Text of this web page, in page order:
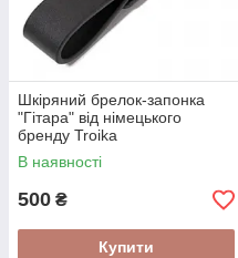
Шкіряний брелок-запонка
"Гітара" від німецького
бренду Troika
В наявності
500 ₴
Купити